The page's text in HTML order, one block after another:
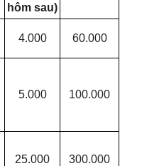
hôm sau)
4.000 60.000
5.000 100.000
25.000 300.000